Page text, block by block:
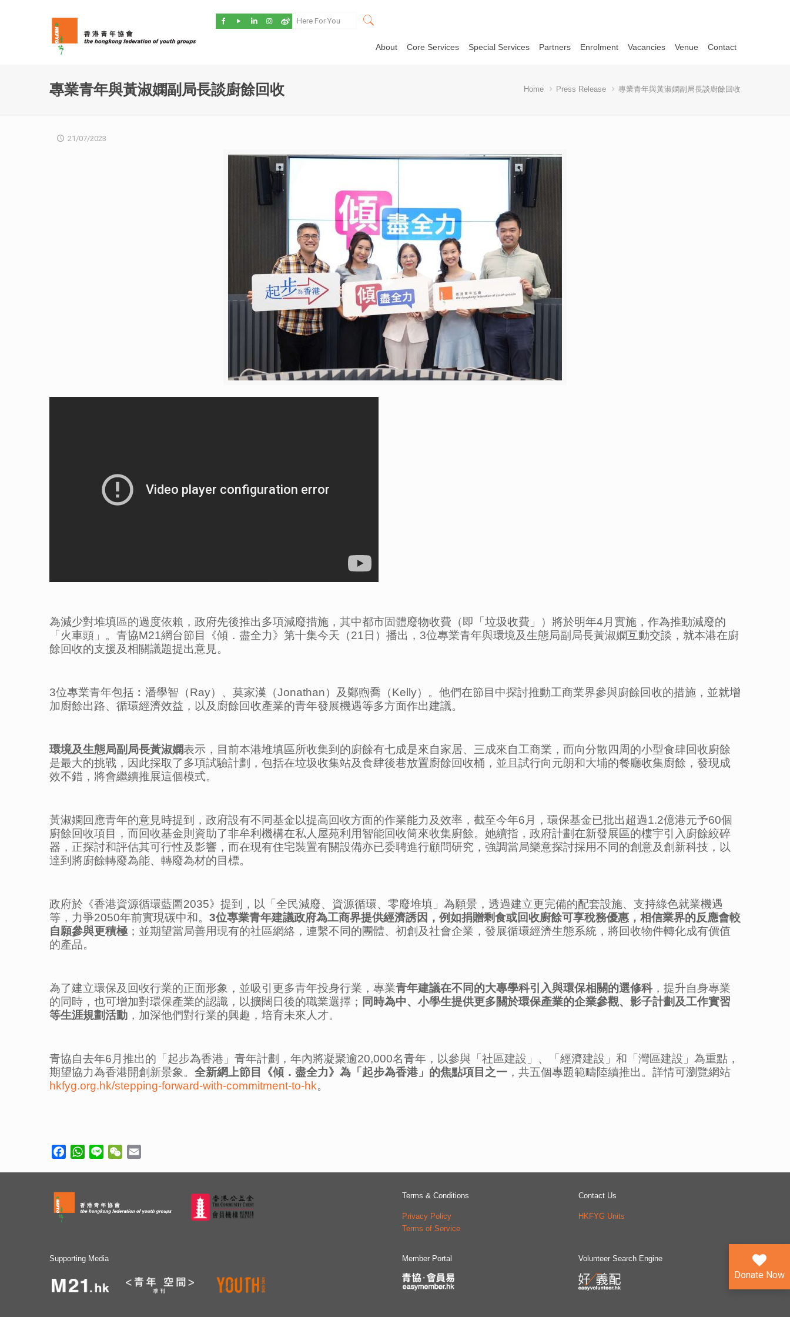
About Core Services Special Services Partners Enrolment Vacancies Venue Contact
專業青年與黃淑嫻副局長談廚餘回收 Home Press Release 專業青年與黃淑嫻副局長談廚餘回收
21/07/2023
為減少對堆填區的過度依賴，政府先後推出多項減廢措施，其中都市固體廢物收費（即「垃圾收費」）將於明年4月實施，作為推動減廢的
「火車頭」。青協M21網台節目《傾．盡全力》第十集今天（21日）播出，3位專業青年與環境及生態局副局長黃淑嫻互動交談，就本港在廚
餘回收的支援及相關議題提出意見。
3位專業青年包括︰潘學智（Ray）、莫家漢（Jonathan）及鄭煦喬（Kelly）。他們在節目中探討推動工商業界參與廚餘回收的措施，並就增
加廚餘出路、循環經濟效益，以及廚餘回收產業的青年發展機遇等多方面作出建議。
環境及生態局副局長黃淑嫻表示，目前本港堆填區所收集到的廚餘有七成是來自家居、三成來自工商業，而向分散四周的小型食肆回收廚餘
是最大的挑戰，因此採取了多項試驗計劃，包括在垃圾收集站及食肆後巷放置廚餘回收桶，並且試行向元朗和大埔的餐廳收集廚餘，發現成
效不錯，將會繼續推展這個模式。
黃淑嫻回應青年的意見時提到，政府設有不同基金以提高回收方面的作業能力及效率，截至今年6月，環保基金已批出超過1.2億港元予60個
廚餘回收項目，而回收基金則資助了非牟利機構在私人屋苑利用智能回收筒來收集廚餘。她續指，政府計劃在新發展區的樓宇引入廚餘絞碎
器，正探討和評估其可行性及影響，而在現有住宅裝置有關設備亦已委聘進行顧問研究，強調當局樂意探討採用不同的創意及創新科技，以
達到將廚餘轉廢為能、轉廢為材的目標。
政府於《香港資源循環藍圖2035》提到，以「全民減廢、資源循環、零廢堆填」為願景，透過建立更完備的配套設施、支持綠色就業機遇
等，力爭2050年前實現碳中和。 3位專業青年建議政府為工商界提供經濟誘因，例如捐贈剩食或回收廚餘可享稅務優惠，相信業界的反應會較
自願參與更積極 ；並期望當局善用現有的社區網絡，連繫不同的團體、初創及社會企業，發展循環經濟生態系統，將回收物件轉化成有價值
的產品。
為了建立環保及回收行業的正面形象，並吸引更多青年投身行業，專業青年建議在不同的大專學科引入與環保相關的選修科 ，提升自身專業
的同時，也可增加對環保產業的認識，以擴闊日後的職業選擇； 同時為中、小學生提供更多關於環保產業的企業參觀、影子計劃及工作實習
等生涯規劃活動 ，加深他們對行業的興趣，培育未來人才。
青協自去年6月推出的「起步為香港」青年計劃，年內將凝聚逾20,000名青年，以參與「社區建設」、「經濟建設」和「灣區建設」為重點，
期望協力為香港開創新景象。 全新網上節目《傾．盡全力》為「起步為香港」的焦點項目之一 ，共五個專題範疇陸續推出。詳情可瀏覽網站
hkfyg.org.hk/stepping-forward-with-commitment-to-hk。
FacebookWhatsApp
Line WeChat
Terms & Conditions
Privacy Policy
Terms of Service
Contact Us
HKFYG Units
Supporting Media Member Portal Volunteer Search Engine
Donate Now